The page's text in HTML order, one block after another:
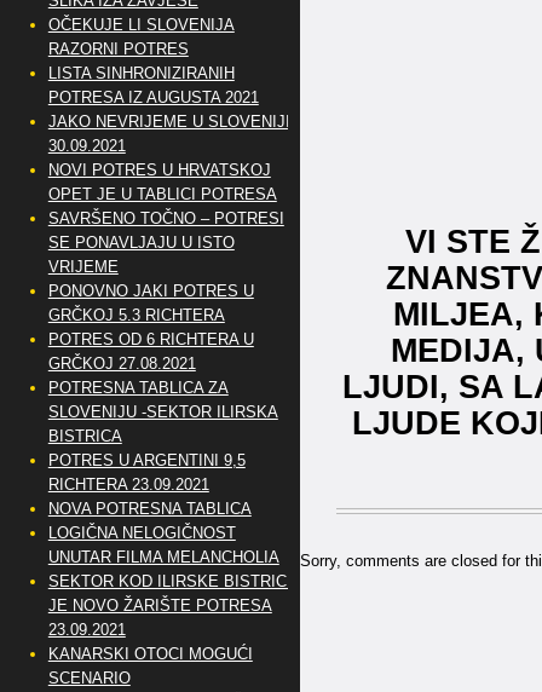
VI STE
MILJEA,
MEDIJA,
LJUDI, SA
LJUDE
Sorry, comments are closed for
OČEKUJE LI SLOVENIJA
RAZORNI POTRES
LISTA SINHRONIZIRANIH
POTRESA IZ AUGUSTA 2021
JAKO NEVRIJEME U SLOVENIJI
30.09.2021
NOVI POTRES U HRVATSKOJ
OPET JE U TABLICI POTRESA
SAVRŠENO TOČNO – POTRESI
SE PONAVLJAJU U ISTO
VRIJEME
PONOVNO JAKI POTRES U
GRČKOJ 5.3 RICHTERA
POTRES OD 6 RICHTERA U
GRČKOJ 27.08.2021
POTRESNA TABLICA ZA
SLOVENIJU -SEKTOR ILIRSKA
BISTRICA
POTRES U ARGENTINI 9,5
RICHTERA 23.09.2021
NOVA POTRESNA TABLICA
LOGIČNA NELOGIČNOST
UNUTAR FILMA MELANCHOLIA
SEKTOR KOD ILIRSKE BISTRICE
JE NOVO ŽARIŠTE POTRESA
23.09.2021
KANARSKI OTOCI MOGUĆI
SCENARIO